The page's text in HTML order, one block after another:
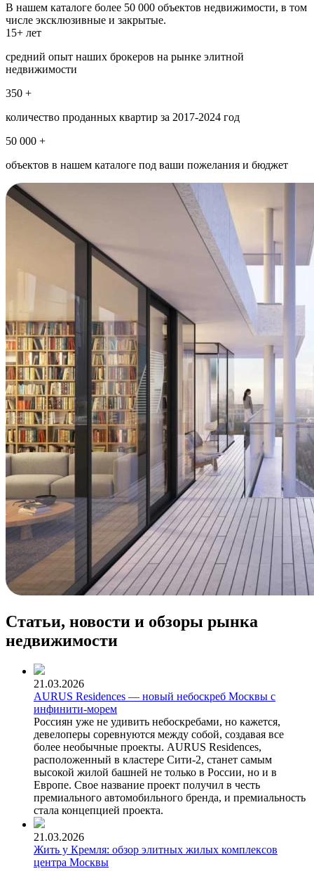
В нашем каталоге более 50 000 объектов недвижимости, в том
числе эксклюзивные и закрытые.
15+ лет
средний опыт наших брокеров на рынке элитной
недвижимости
350 +
количество проданных квартир за 2017-2024 год
50 000 +
объектов в нашем каталоге под ваши пожелания и бюджет
Статьи, новости и обзоры рынка
недвижимости
21.03.2026
AURUS Residences — новый небоскреб Москвы с
инфинити-морем
Россиян уже не удивить небоскребами, но кажется,
девелоперы соревнуются между собой, создавая все
более необычные проекты. AURUS Residences,
расположенный в кластере Сити-2, станет самым
высокой жилой башней не только в России, но и в
Европе. Свое название проект получил в честь
премиального автомобильного бренда, и премиальность
стала концепцией проекта.
21.03.2026
Жить у Кремля: обзор элитных жилых комплексов
центра Москвы